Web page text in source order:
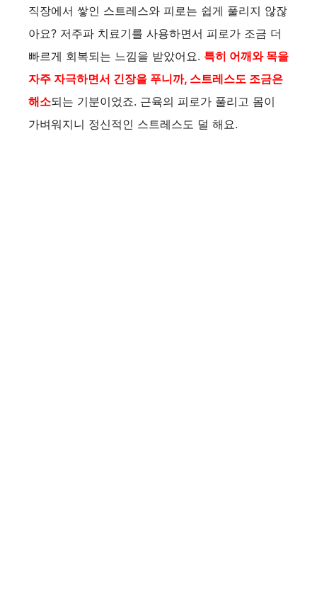
직장에서 쌓인 스트레스와 피로는 쉽게 풀리지 않잖
아요? 저주파 치료기를 사용하면서 피로가 조금 더
빠르게 회복되는 느낌을 받았어요. 특히 어깨와 목을
자주 자극하면서 긴장을 푸니까, 스트레스도 조금은
해소되는 기분이었죠. 근육의 피로가 풀리고 몸이
가벼워지니 정신적인 스트레스도 덜 해요.